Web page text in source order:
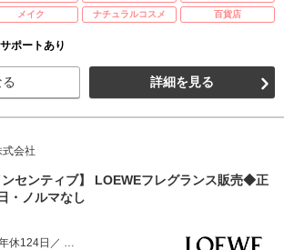
メイク ナチュラルコスメ 百貨店
ポートあり
詳細を見る
式会社
ンセンティブ】 LOEWEフレグランス販売◆正
・ノルマなし
年休124日／ …